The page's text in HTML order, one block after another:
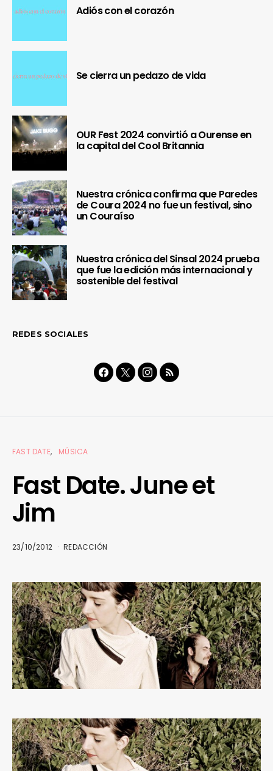
Adiós con el corazón
Se cierra un pedazo de vida
OUR Fest 2024 convirtió a Ourense en
la capital del Cool Britannia
Nuestra crónica confirma que Paredes
de Coura 2024 no fue un festival, sino
un Couraíso
Nuestra crónica del Sinsal 2024 prueba
que fue la edición más internacional y
sostenible del festival
REDES SOCIALES
FAST DATE MÚSICA
Fast Date. June et
Jim
23/10/2012 REDACCIÓN